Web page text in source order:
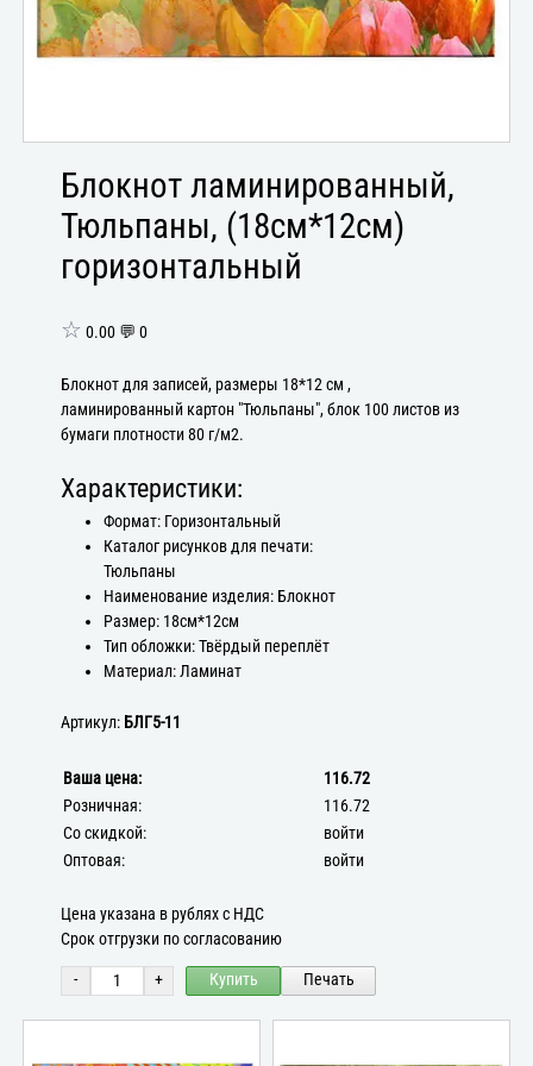
Блокнот ламинированный,
Тюльпаны, (18см*12см)
горизонтальный
☆ 0.00 💬 0
Блокнот для записей, размеры 18*12 см ,
ламинированный картон "Тюльпаны", блок 100 листов из
бумаги плотности 80 г/м2.
Характеристики:
Формат: Горизонтальный
Каталог рисунков для печати:
Тюльпаны
Наименование изделия: Блокнот
Размер: 18см*12см
Тип обложки: Твёрдый переплёт
Материал: Ламинат
Артикул: БЛГ5-11
Ваша цена:
116.72
Розничная:
116.72
Со скидкой:
войти
Оптовая:
войти
Цена указана в рублях с НДС
Срок отгрузки по согласованию
- + Купить Печать